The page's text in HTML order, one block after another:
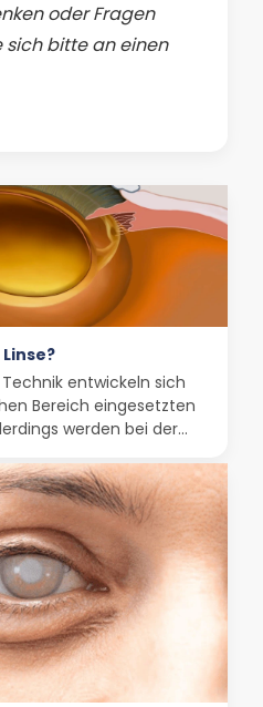
oder Fragen
sich bitte an einen
entwickeln sich
Bereich eingesetzten
werden bei der...